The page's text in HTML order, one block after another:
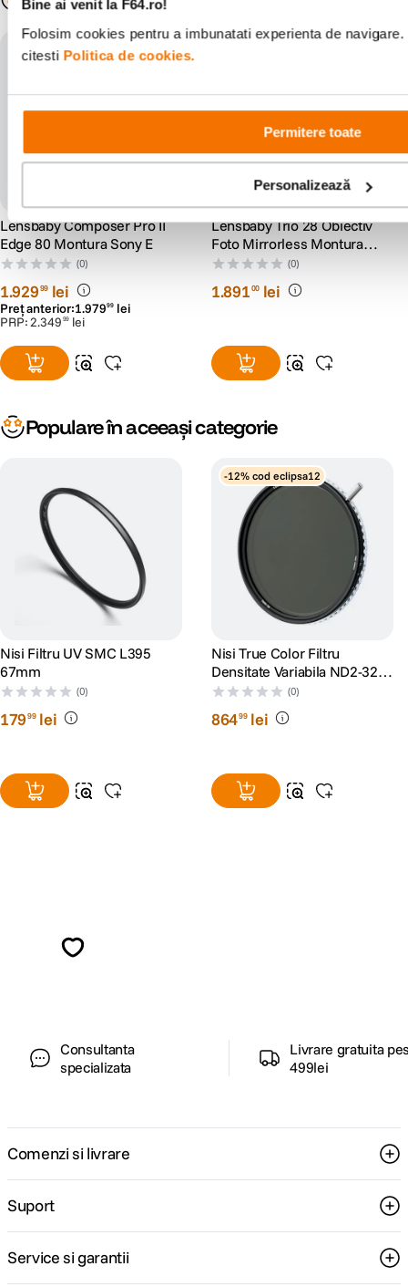
Bine ai venit la F64.ro!
Folosim cookies pentru a imbunatati experienta de
citesti Politica de cookies.
Permitere toate
Personalizează
Lensbaby Composer Pro II
Edge 80 Montura Sony E
(0)
1.92999 lei
Preț anterior:1.97999 lei
PRP:2.349 99 lei
Lensbaby Trio 28 Obiectiv
Foto Mirrorless Montura
Sony E (compatibil FF)
(0)
1.89100 lei
Populare în aceeași categorie
Nisi Filtru UV SMC L395
67mm
(0)
17999 lei
-12% cod eclipsa12
Nisi True Color Filtru
Densitate Variabila ND2-32
67mm
(0)
86499 lei
Consultanta
specializata
Livrare gratuita
499lei
Comenzi si livrare
Suport
Service si garantii